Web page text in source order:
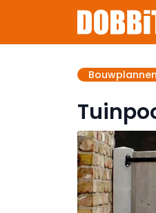
Bouwplannen